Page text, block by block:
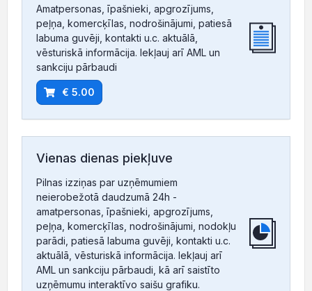
Amatpersonas, īpašnieki, apgrozījums,
peļņa, komercķīlas, nodrošinājumi, patiesā
labuma guvēji, kontakti u.c. aktuālā,
vēsturiskā informācija. Iekļauj arī AML un
sankciju pārbaudi
€ 5.00
Vienas dienas piekļuve
Pilnas izziņas par uzņēmumiem
neierobežotā daudzumā 24h -
amatpersonas, īpašnieki, apgrozījums,
peļņa, komercķīlas, nodrošinājumi, nodokļu
parādi, patiesā labuma guvēji, kontakti u.c.
aktuālā, vēsturiskā informācija. Iekļauj arī
AML un sankciju pārbaudi, kā arī saistīto
uzņēmumu interaktīvo saišu grafiku.